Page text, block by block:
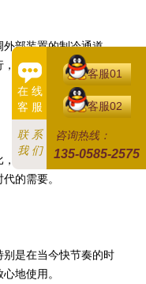
部装置的制冷通道，
可以大大提高空调的
它在耐久性和良好的
的需要。
是在当今快节奏的时
地使用。
在 线
客 服
联 系
我 们
客服01
客服02
咨询热线：
135-0585-2575